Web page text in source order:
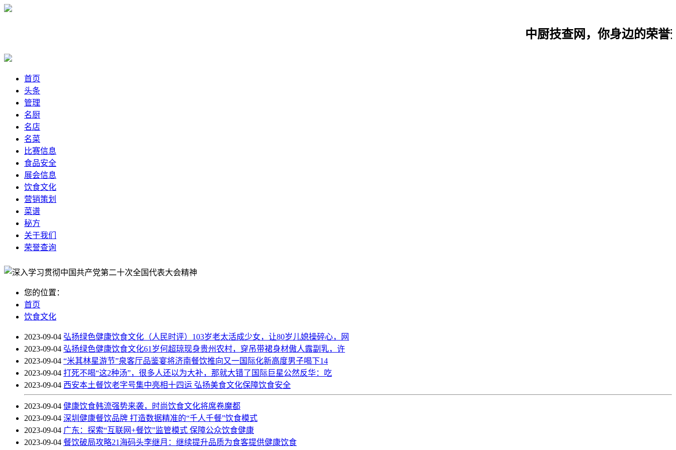
中厨技查网，你身边的荣誉查询
首页
头条
管理
名厨
名店
名菜
比赛信息
食品安全
展会信息
饮食文化
营销策划
菜谱
秘方
关于我们
荣誉查询
您的位置：
首页
饮食文化
2023-09-04 弘扬绿色健康饮食文化（人民时评）103岁老太活成少女，让80岁儿媳操碎心，网
2023-09-04 弘扬绿色健康饮食文化61岁何超琼现身贵州农村，穿吊带裙身材傲人露副乳，许
2023-09-04 “米其林星游节”泉客厅品鉴宴将济南餐饮推向又一国际化新高度男子喝下14
2023-09-04 打死不喝“这2种汤”，很多人还以为大补，那就大错了国际巨星公然反华：吃
2023-09-04 西安本土餐饮老字号集中亮相十四运 弘扬美食文化保障饮食安全
2023-09-04 健康饮食韩流强势来袭，时尚饮食文化将席卷魔都
2023-09-04 深圳健康餐饮品牌 打造数据精准的“千人千餐”饮食模式
2023-09-04 广东：探索“互联网+餐饮”监管模式 保障公众饮食健康
2023-09-04 餐饮破局攻略21海码头李继月：继续提升品质为食客提供健康饮食